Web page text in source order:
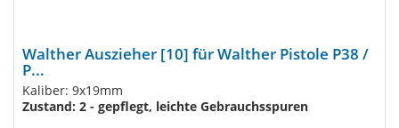
Walther Auszieher [10] für Walther Pistole P38 /
P...
Kaliber: 9x19mm
Zustand: 2 - gepflegt, leichte Gebrauchsspuren